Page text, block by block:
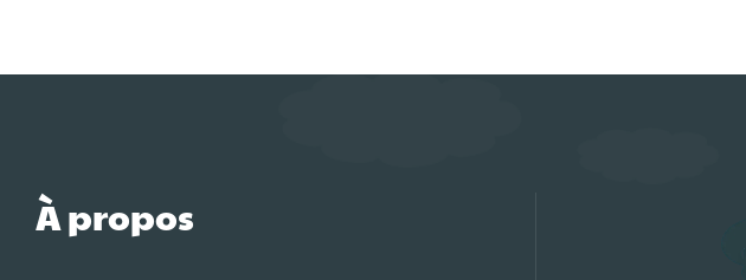
À propos